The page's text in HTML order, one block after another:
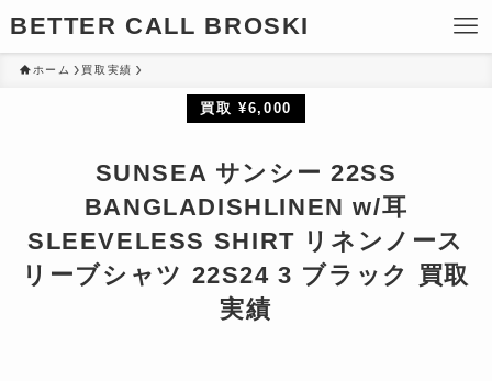
BETTER CALL BROSKI
ホーム 買取実績
買取 ¥6,000
SUNSEA サンシー 22SS
BANGLADISHLINEN w/耳
SLEEVELESS SHIRT リネンノース
リーブシャツ 22S24 3 ブラック 買取
実績